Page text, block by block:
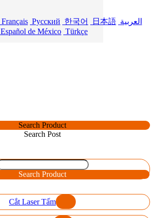
Français Русский 한국어 日本語 العربية
Español de México Türkçe
Search Product
Search Post
Search Product
Cắt Laser Tấm